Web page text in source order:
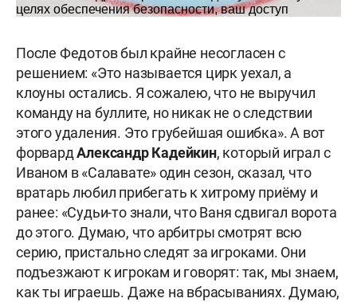
После Федотов был крайне несогласен с
решением: «Это называется цирк уехал, а
клоуны остались. Я сожалею, что не выручил
команду на буллите, но никак не о следствии
этого удаления. Это грубейшая ошибка». А вот
форвардАлександр Кадейкин, который играл с
Иваном в «Салавате» один сезон, сказал, что
вратарь любил прибегать к хитрому приёму и
ранее: «Судьи-то знали, что Ваня сдвигал ворота
до этого. Думаю, что арбитры смотрят всю
серию, пристально следят за игроками. Они
подъезжают к игрокам и говорят: так, мы знаем,
как ты играешь. Даже на вбрасываниях. Думаю,